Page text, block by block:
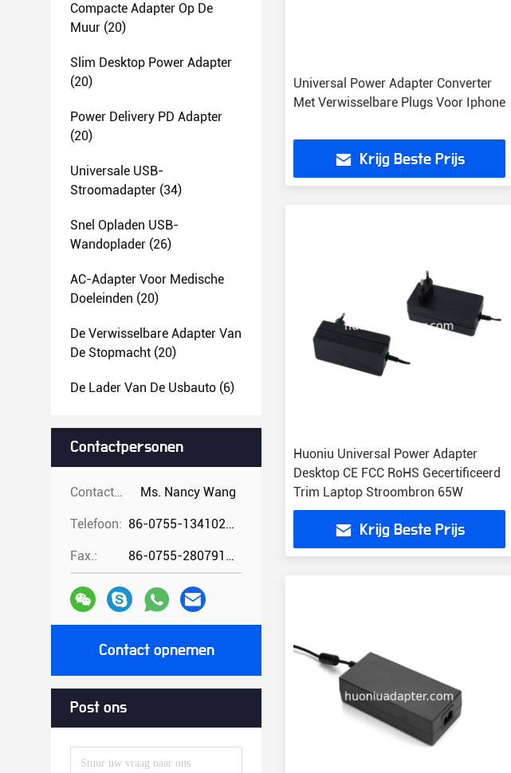
Compacte Adapter Op De
Muur (20)
Slim Desktop Power Adapter
(20)
Power Delivery PD Adapter
(20)
Universale USB-
Stroomadapter (34)
Snel Opladen USB-
Wandoplader (26)
AC-Adapter Voor Medische
Doeleinden (20)
De Verwisselbare Adapter Van
De Stopmacht (20)
De Lader Van De Usbauto (6)
Contactpersonen
Contactpersonen: Ms. Nancy Wang
Telefoon: 86-0755-13410274294
Fax.: 86-0755-28079166
Contact opnemen
Post ons
Universal Power Adapter Converter
Met Verwisselbare Plugs Voor Iphone
Krijg Beste Prijs
Huoniu Universal Power Adapter
Desktop CE FCC RoHS Gecertificeerd
Trim Laptop Stroombron 65W
Krijg Beste Prijs